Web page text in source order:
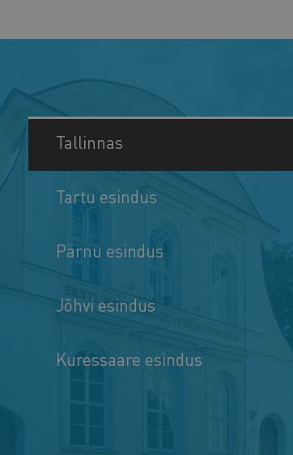
Tallinnas
Tartu esindus
Pärnu esindus
Jõhvi esindus
Kuressaare esindus